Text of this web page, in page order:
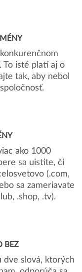
To isté platí aj o
tak, aby nebol
ako 1000
sa uistite, či
(.com,
sa zameriavate
.shop, .tv).
BEZ
dve slová, ktorých